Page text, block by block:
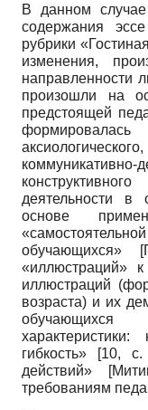
В данном
содержания
рубрики
изменения,
направленности
произошли на
предстоящей
коммуникативно-
деятельности в
основе
обучающихся»
[
«иллюстраций»
иллюстраций
возраста) и их
обучающихся
характеристики:
гибкость» [10,
действий»
[
требованиям